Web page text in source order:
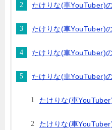
たけりな(車YouTuber)
たけりな(車YouTuber)
たけりな(車YouTuber)
たけりな(車YouTuber)
たけりな(車
たけりな(車